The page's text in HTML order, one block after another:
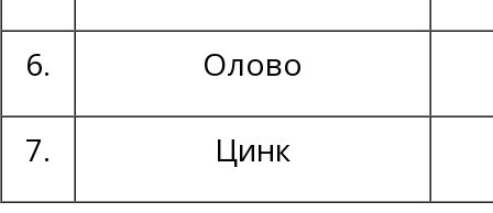
6. Олово
7. Цинк